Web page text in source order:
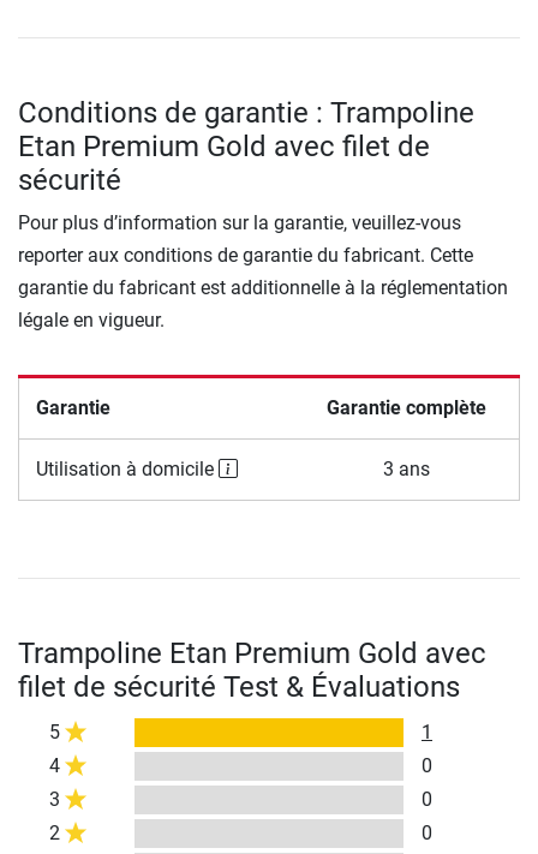
Conditions de garantie : Trampoline
Etan Premium Gold avec filet de
sécurité
Pour plus d’information sur la garantie, veuillez-vous
reporter aux conditions de garantie du fabricant. Cette
garantie du fabricant est additionnelle à la réglementation
légale en vigueur.
Garantie Garantie complète
Utilisation à domicile 3 ans
Trampoline Etan Premium Gold avec
filet de sécurité Test & Évaluations
5
1
4
0
3
0
2
0